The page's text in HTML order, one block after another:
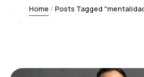
Home Posts Tagged